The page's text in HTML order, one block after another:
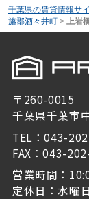
千葉県の賃貸情報サ
旛郡酒々井町 > 上岩
〒260-0015
千葉県千葉市
TEL：043-
FAX：043-
営業時間：
定休日：水曜日